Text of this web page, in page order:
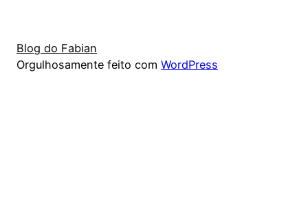
Blog do Fabian
Orgulhosamente feito com WordPress